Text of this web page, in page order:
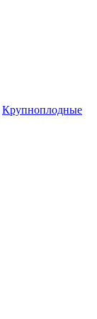
Крупноплодные